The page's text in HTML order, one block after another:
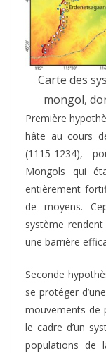
Carte des
mongol,
Première
hâte au cours
(1115-1234),
Mongols qui
entièrement
de moyens.
système
une barrière
Seconde
se protéger
mouvements de
le cadre d’un
populations de